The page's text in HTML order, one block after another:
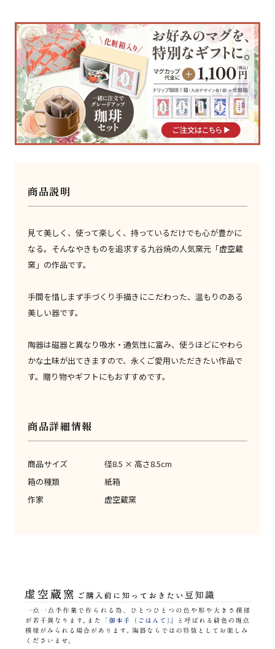
商品説明
見て美しく、使って楽しく、持っているだけでも心が豊かに
なる。そんなやきものを追求する九谷焼の人気窯元「虚空蔵
窯」の作品です。
手間を惜しまず手づくり手描きにこだわった、温もりのある
美しい器です。
陶器は磁器と異なり吸水・通気性に富み、使うほどにやわら
かな土味が出てきますので、永くご愛用いただきたい作品で
す。贈り物やギフトにもおすすめです。
商品詳細情報
商品サイズ
径8.5 × 高さ8.5cm
箱の種類
紙箱
作家
虚空蔵窯